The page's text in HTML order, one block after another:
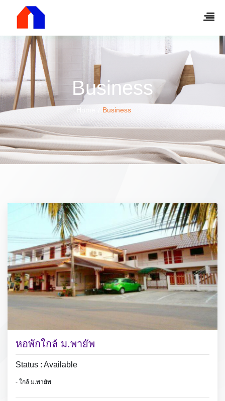
Business
Business
หอพักใกล้ ม.พายัพ
Status : Available
- ใกล้ ม.พายัพ